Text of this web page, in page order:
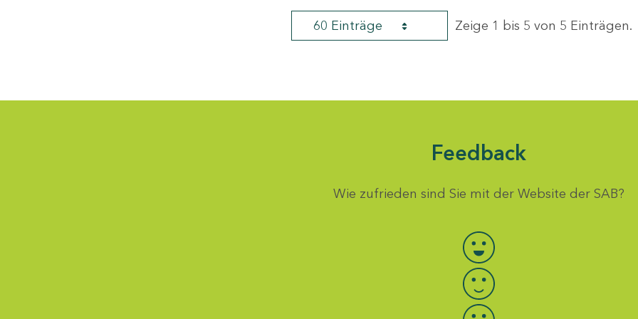
60 Einträge Zeige 1 bis 5 von 5 Einträgen.
Feedback
Wie zufrieden sind Sie mit der Website der SAB?
Bewertung auswählen